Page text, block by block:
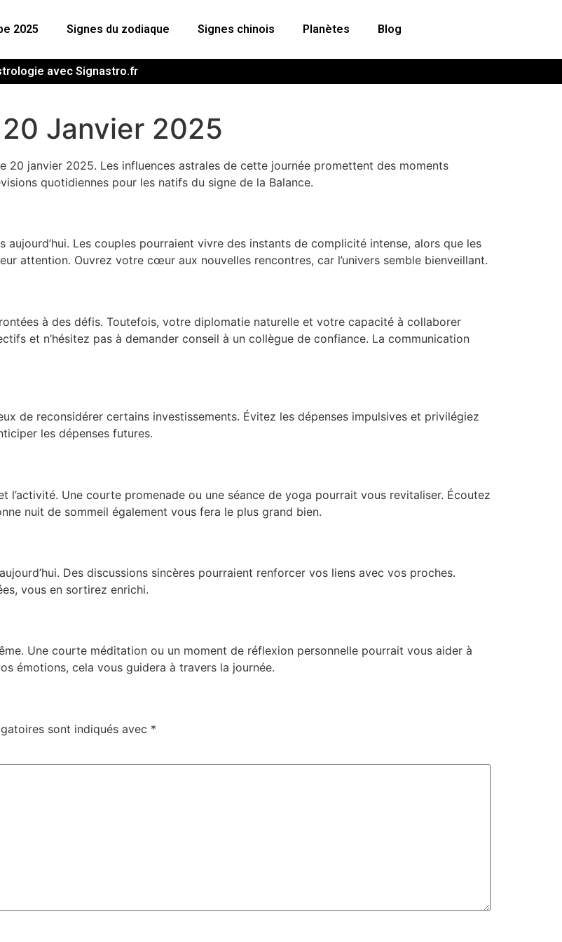
2025 Signes du zodiaque Signes chinois Planètes Blog
avec Signastro.fr
Janvier 2025
20 janvier 2025. Les influences astrales de cette journée promettent des moments
quotidiennes pour les natifs du signe de la Balance.
aujourd’hui. Les couples pourraient vivre des instants de complicité intense, alors que les
attention. Ouvrez votre cœur aux nouvelles rencontres, car l’univers semble bienveillant.
à des défis. Toutefois, votre diplomatie naturelle et votre capacité à collaborer
et n’hésitez pas à demander conseil à un collègue de confiance. La communication
de reconsidérer certains investissements. Évitez les dépenses impulsives et privilégiez
les dépenses futures.
l’activité. Une courte promenade ou une séance de yoga pourrait vous revitaliser. Écoutez
nuit de sommeil également vous fera le plus grand bien.
Des discussions sincères pourraient renforcer vos liens avec vos proches.
vous en sortirez enrichi.
Une courte méditation ou un moment de réflexion personnelle pourrait vous aider à
émotions, cela vous guidera à travers la journée.
sont indiqués avec *